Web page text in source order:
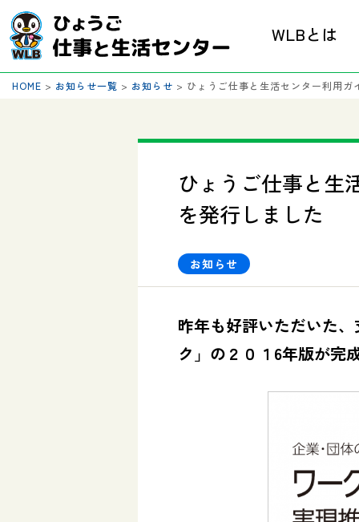
WLBとは
HOME > お知らせ一覧 > お知らせ > ひょうご仕事と生活センター利用ガ
ひょうご仕事と生
を発行しました
お知らせ
昨年も好評いただいた
ク」の２０１6年版が完